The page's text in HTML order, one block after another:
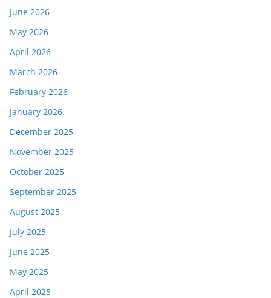
June 2026
May 2026
April 2026
March 2026
February 2026
January 2026
December 2025
November 2025
October 2025
September 2025
August 2025
July 2025
June 2025
May 2025
April 2025